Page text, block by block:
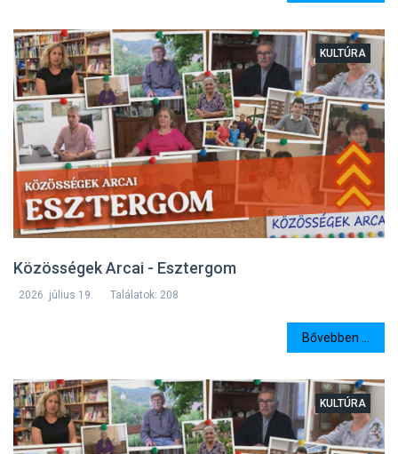
Közösségek Arcai - Esztergom
KULTÚRA
2026. július 19. Találatok: 208
Bővebben ...
KULTÚRA